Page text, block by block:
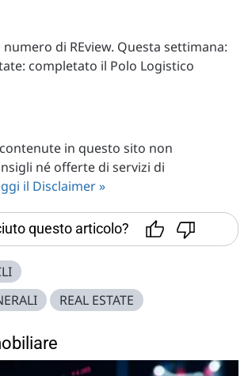
di REview. Questa settimana:
completato il Polo Logistico
in questo sito non
né offerte di servizi di
il Disclaimer »
questo articolo?
REAL ESTATE